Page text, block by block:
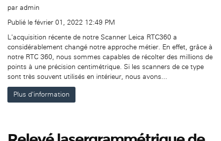
par admin
Publié le février 01, 2022 12:49 PM
L'acquisition récente de notre Scanner Leica RTC360 a
considérablement changé notre approche métier. En effet, grâce à
notre RTC 360, nous sommes capables de récolter des millions de
points à une précision centimétrique. Si les scanners de ce type
sont très souvent utilisés en intérieur, nous avons...
Plus d'information